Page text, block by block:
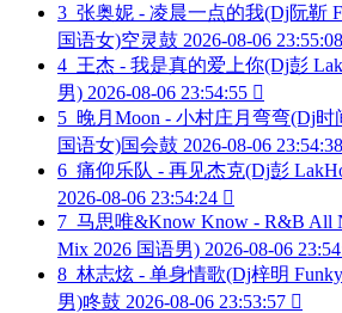
3 张奥妮 - 凌晨一点的我(Dj阮靳
国语女)空灵鼓 2026-08-06 23:55:08
4 王杰 - 我是真的爱上你(Dj彭
男) 2026-08-06 23:54:55 
5 晚月Moon - 小村庄月弯弯(Dj时
国语女)国会鼓 2026-08-06 23:54:38
6 痛仰乐队 - 再见杰克(Dj彭
2026-08-06 23:54:24 
7 马思唯&Know Know - R&B All
Mix 2026 国语男) 2026-08-06
8 林志炫 - 单身情歌(Dj梓明
男)咚鼓 2026-08-06 23:53:57 